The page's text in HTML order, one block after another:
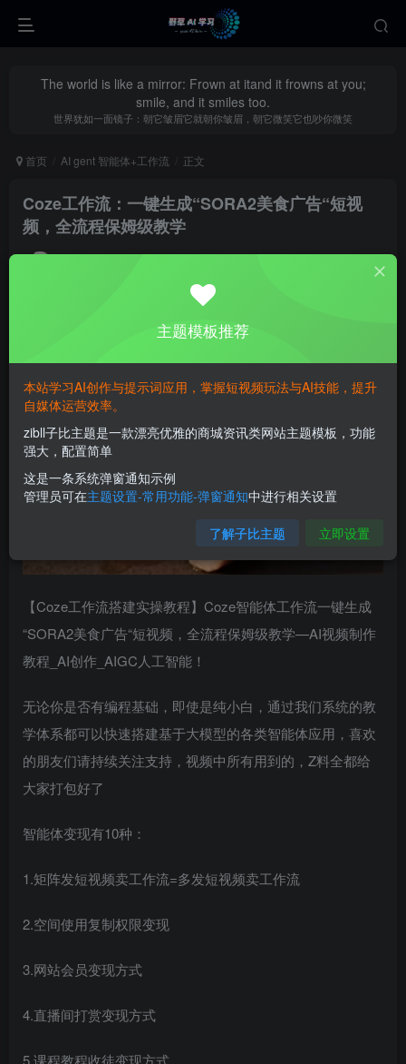
The world is like a mirror: Frown at itand it frowns at you;
smile, and it smiles too.
世界犹如一面镜子：朝它皱眉它就朝你皱眉，朝它微笑它也吵你微笑
首页 AI gent 智能体+工作流 正文
Coze工作流：一键生成“SORA2美食广告“短视
频，全流程保姆级教学
私信
【Coze工作流搭建实操教程】Coze智能体工作流一键生成
“SORA2美食广告“短视频，全流程保姆级教学—AI视频制作
教程_AI创作_AIGC人工智能！
无论你是否有编程基础，即使是纯小白，通过我们系统的教
学体系都可以快速搭建基于大模型的各类智能体应用，喜欢
的朋友们请持续关注支持，视频中所有用到的，Z料全都给
大家打包好了
智能体变现有10种：
1.矩阵发短视频卖工作流=多发短视频卖工作流
2.空间使用复制权限变现
3.网站会员变现方式
4.直播间打赏变现方式
主题模板推荐
本站学习AI创作与提示词应用，掌握短视频玩法与AI技能，提升
自媒体运营效率。
zibll子比主题是一款漂亮优雅的商城资讯类网站主题模板，功能
强大，配置简单
这是一条系统弹窗通知示例
管理员可在主题设置-常用功能-弹窗通知中进行相关设置
了解子比主题 立即设置